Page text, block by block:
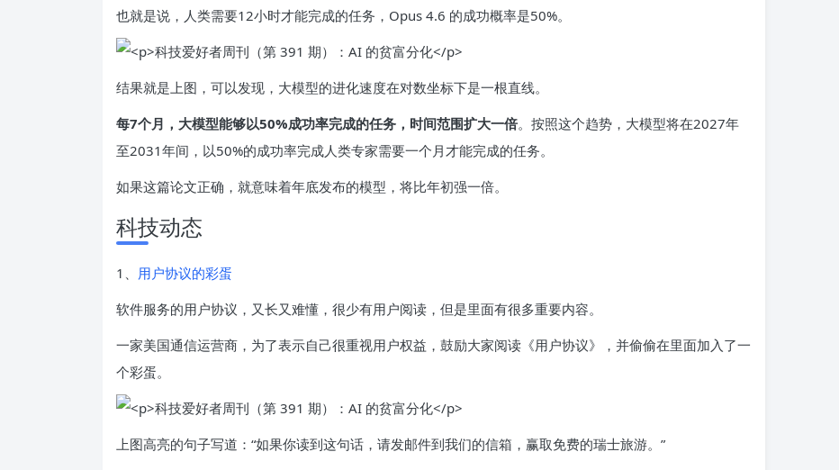
也就是说，人类需要12小时才能完成的任务，Opus 4.6 的成功概率是50%。
结果就是上图，可以发现，大模型的进化速度在对数坐标下是一根直线。
每7个月，大模型能够以50%成功率完成的任务，时间范围扩大一倍。按照这个趋势，大模型将在2027年
至2031年间，以50%的成功率完成人类专家需要一个月才能完成的任务。
如果这篇论文正确，就意味着年底发布的模型，将比年初强一倍。
科技动态
1、 用户协议的彩蛋
软件服务的用户协议，又长又难懂，很少有用户阅读，但是里面有很多重要内容。
一家美国通信运营商，为了表示自己很重视用户权益，鼓励大家阅读《用户协议》，并偷偷在里面加入了一
个彩蛋。
上图高亮的句子写道：“如果你读到这句话，请发邮件到我们的信箱，赢取免费的瑞士旅游。”